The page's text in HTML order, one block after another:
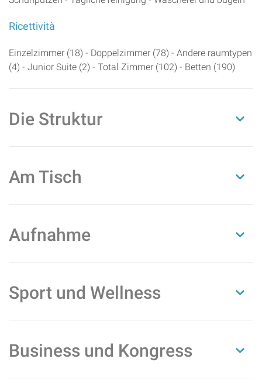
Ricettività
Einzelzimmer (18) - Doppelzimmer (78) - Andere raumtypen
(4) - Junior Suite (2) - Total Zimmer (102) - Betten (190)
Die Struktur
Am Tisch
Aufnahme
Sport und Wellness
Business und Kongress